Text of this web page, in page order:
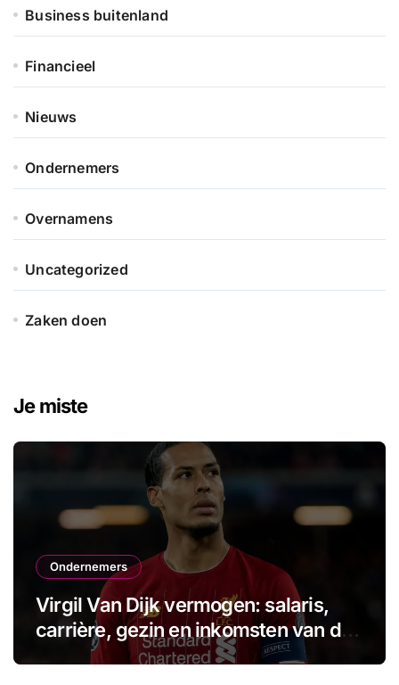
Business buitenland
Financieel
Nieuws
Ondernemers
Overnamens
Uncategorized
Zaken doen
Je miste
Ondernemers
Virgil Van Dijk vermogen: salaris,
carrière, gezin en inkomsten van de
aanvoerder